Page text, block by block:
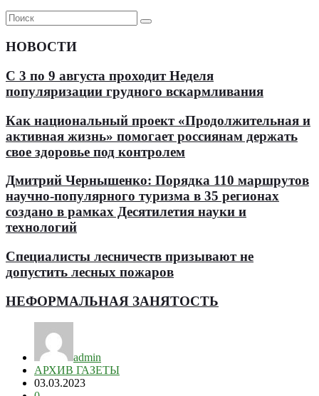
НОВОСТИ
С 3 по 9 августа проходит Неделя
популяризации грудного вскармливания
Как национальный проект «Продолжительная и
активная жизнь» помогает россиянам держать
свое здоровье под контролем
Дмитрий Чернышенко: Порядка 110 маршрутов
научно-популярного туризма в 35 регионах
создано в рамках Десятилетия науки и
технологий
Специалисты лесничеств призывают не
допустить лесных пожаров
НЕФОРМАЛЬНАЯ ЗАНЯТОСТЬ
admin
АРХИВ ГАЗЕТЫ
03.03.2023